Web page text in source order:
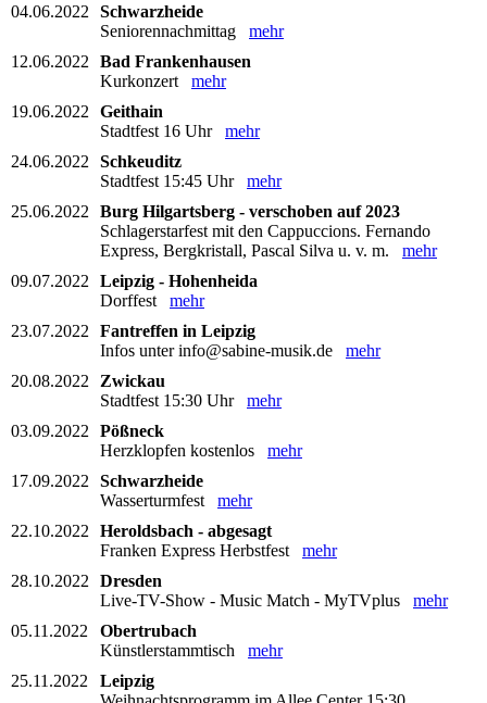
04.06.2022
Schwarzheide
Seniorennachmittag mehr
12.06.2022
Bad Frankenhausen
Kurkonzert mehr
19.06.2022
Geithain
Stadtfest 16 Uhr mehr
24.06.2022
Schkeuditz
Stadtfest 15:45 Uhr mehr
25.06.2022
Burg Hilgartsberg - verschoben auf 2023
Schlagerstarfest mit den Cappuccions. Fernando
Express, Bergkristall, Pascal Silva u. v. m. mehr
09.07.2022
Leipzig - Hohenheida
Dorffest mehr
23.07.2022
Fantreffen in Leipzig
Infos unter info@sabine-musik.de mehr
20.08.2022
Zwickau
Stadtfest 15:30 Uhr mehr
03.09.2022
Pößneck
Herzklopfen kostenlos mehr
17.09.2022
Schwarzheide
Wasserturmfest mehr
22.10.2022
Heroldsbach - abgesagt
Franken Express Herbstfest mehr
28.10.2022
Dresden
Live-TV-Show - Music Match - MyTVplus mehr
05.11.2022
Obertrubach
Künstlerstammtisch mehr
25.11.2022
Leipzig